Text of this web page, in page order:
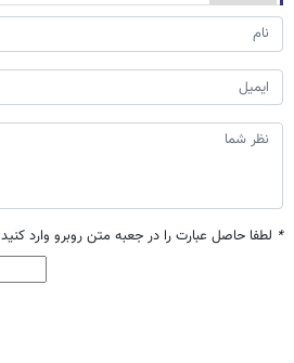
* لطفا حاصل عبارت را در جعبه متن روبرو وارد کنید